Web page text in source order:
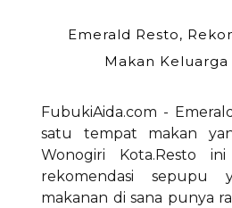
Emerald Resto,
Makan
FubukiAida.com -
satu tempat makan
Wonogiri Kota.Resto
rekomendasi sepupu
makanan di sana punya